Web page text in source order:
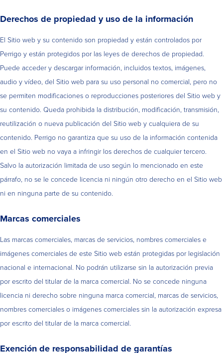
Derechos de propiedad y uso de la información
El Sitio web y su contenido son propiedad y están controlados por
Perrigo y están protegidos por las leyes de derechos de propiedad.
Puede acceder y descargar información, incluidos textos, imágenes,
audio y vídeo, del Sitio web para su uso personal no comercial, pero no
se permiten modificaciones o reproducciones posteriores del Sitio web y
su contenido. Queda prohibida la distribución, modificación, transmisión,
reutilización o nueva publicación del Sitio web y cualquiera de su
contenido. Perrigo no garantiza que su uso de la información contenida
en el Sitio web no vaya a infringir los derechos de cualquier tercero.
Salvo la autorización limitada de uso según lo mencionado en este
párrafo, no se le concede licencia ni ningún otro derecho en el Sitio web
ni en ninguna parte de su contenido.
Marcas comerciales
Las marcas comerciales, marcas de servicios, nombres comerciales e
imágenes comerciales de este Sitio web están protegidas por legislación
nacional e internacional. No podrán utilizarse sin la autorización previa
por escrito del titular de la marca comercial. No se concede ninguna
licencia ni derecho sobre ninguna marca comercial, marcas de servicios,
nombres comerciales o imágenes comerciales sin la autorización expresa
por escrito del titular de la marca comercial.
Exención de responsabilidad de garantías